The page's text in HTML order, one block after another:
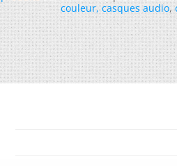
couleur,casques audio,